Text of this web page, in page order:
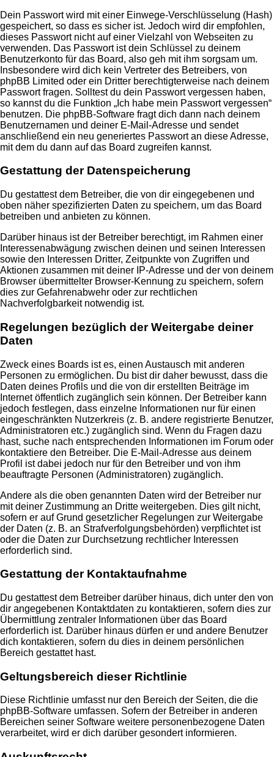
Dein Passwort wird mit einer Einwege-Verschlüsselung (Hash)
gespeichert, so dass es sicher ist. Jedoch wird dir empfohlen,
dieses Passwort nicht auf einer Vielzahl von Webseiten zu
verwenden. Das Passwort ist dein Schlüssel zu deinem
Benutzerkonto für das Board, also geh mit ihm sorgsam um.
Insbesondere wird dich kein Vertreter des Betreibers, von
phpBB Limited oder ein Dritter berechtigterweise nach deinem
Passwort fragen. Solltest du dein Passwort vergessen haben,
so kannst du die Funktion „Ich habe mein Passwort vergessen“
benutzen. Die phpBB-Software fragt dich dann nach deinem
Benutzernamen und deiner E-Mail-Adresse und sendet
anschließend ein neu generiertes Passwort an diese Adresse,
mit dem du dann auf das Board zugreifen kannst.
Gestattung der Datenspeicherung
Du gestattest dem Betreiber, die von dir eingegebenen und
oben näher spezifizierten Daten zu speichern, um das Board
betreiben und anbieten zu können.
Darüber hinaus ist der Betreiber berechtigt, im Rahmen einer
Interessenabwägung zwischen deinen und seinen Interessen
sowie den Interessen Dritter, Zeitpunkte von Zugriffen und
Aktionen zusammen mit deiner IP-Adresse und der von deinem
Browser übermittelter Browser-Kennung zu speichern, sofern
dies zur Gefahrenabwehr oder zur rechtlichen
Nachverfolgbarkeit notwendig ist.
Regelungen bezüglich der Weitergabe deiner
Daten
Zweck eines Boards ist es, einen Austausch mit anderen
Personen zu ermöglichen. Du bist dir daher bewusst, dass die
Daten deines Profils und die von dir erstellten Beiträge im
Internet öffentlich zugänglich sein können. Der Betreiber kann
jedoch festlegen, dass einzelne Informationen nur für einen
eingeschränkten Nutzerkreis (z. B. andere registrierte Benutzer,
Administratoren etc.) zugänglich sind. Wenn du Fragen dazu
hast, suche nach entsprechenden Informationen im Forum oder
kontaktiere den Betreiber. Die E-Mail-Adresse aus deinem
Profil ist dabei jedoch nur für den Betreiber und von ihm
beauftragte Personen (Administratoren) zugänglich.
Andere als die oben genannten Daten wird der Betreiber nur
mit deiner Zustimmung an Dritte weitergeben. Dies gilt nicht,
sofern er auf Grund gesetzlicher Regelungen zur Weitergabe
der Daten (z. B. an Strafverfolgungsbehörden) verpflichtet ist
oder die Daten zur Durchsetzung rechtlicher Interessen
erforderlich sind.
Gestattung der Kontaktaufnahme
Du gestattest dem Betreiber darüber hinaus, dich unter den von
dir angegebenen Kontaktdaten zu kontaktieren, sofern dies zur
Übermittlung zentraler Informationen über das Board
erforderlich ist. Darüber hinaus dürfen er und andere Benutzer
dich kontaktieren, sofern du dies in deinem persönlichen
Bereich gestattet hast.
Geltungsbereich dieser Richtlinie
Diese Richtlinie umfasst nur den Bereich der Seiten, die die
phpBB-Software umfassen. Sofern der Betreiber in anderen
Bereichen seiner Software weitere personenbezogene Daten
verarbeitet, wird er dich darüber gesondert informieren.